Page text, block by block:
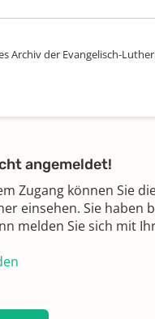
Archiv der Evangelisch-
angemeldet!
Zugang können Sie
einsehen. Sie haben
melden Sie sich mit